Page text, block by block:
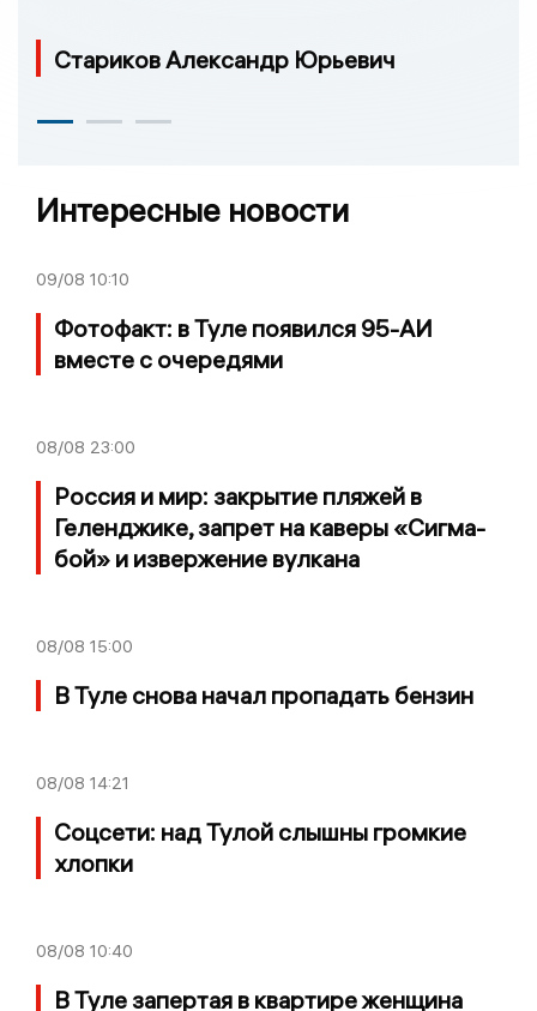
Стариков Александр Юрьевич
Интересные новости
09/08 10:10
Фотофакт: в Туле появился 95-АИ
вместе с очередями
08/08 23:00
Россия и мир: закрытие пляжей в
Геленджике, запрет на каверы «Сигма-
бой» и извержение вулкана
08/08 15:00
В Туле снова начал пропадать бензин
08/08 14:21
Соцсети: над Тулой слышны громкие
хлопки
08/08 10:40
В Туле запертая в квартире женщина